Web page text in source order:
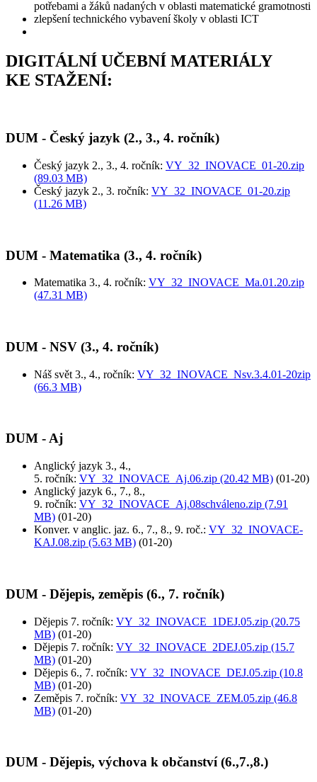
potřebami a žáků nadaných v oblasti matematické gramotnosti
zlepšení technického vybavení školy v oblasti ICT
DIGITÁLNÍ UČEBNÍ MATERIÁLY
KE STAŽENÍ:
DUM - Český jazyk (2., 3., 4. ročník)
Český jazyk 2., 3., 4. ročník: VY_32_INOVACE_01-20.zip
(89.03 MB)
Český jazyk 2., 3. ročník: VY_32_INOVACE_01-20.zip
(11.26 MB)
DUM - Matematika (3., 4. ročník)
Matematika 3., 4. ročník: VY_32_INOVACE_Ma.01.20.zip
(47.31 MB)
DUM - NSV (3., 4. ročník)
Náš svět 3., 4., ročník: VY_32_INOVACE_Nsv.3.4.01-20zip
(66.3 MB)
DUM - Aj
Anglický jazyk 3., 4.,
5. ročník: VY_32_INOVACE_Aj.06.zip (20.42 MB) (01-20)
Anglický jazyk 6., 7., 8.,
9. ročník: VY_32_INOVACE_Aj.08schváleno.zip (7.91
MB) (01-20)
Konver. v anglic. jaz. 6., 7., 8., 9. roč.: VY_32_INOVACE-
KAJ.08.zip (5.63 MB) (01-20)
DUM - Dějepis, zeměpis (6., 7. ročník)
Dějepis 7. ročník: VY_32_INOVACE_1DEJ.05.zip (20.75
MB) (01-20)
Dějepis 7. ročník: VY_32_INOVACE_2DEJ.05.zip (15.7
MB) (01-20)
Dějepis 6., 7. ročník: VY_32_INOVACE_DEJ.05.zip (10.8
MB) (01-20)
Zeměpis 7. ročník: VY_32_INOVACE_ZEM.05.zip (46.8
MB) (01-20)
DUM - Dějepis, výchova k občanství (6.,7.,8.)